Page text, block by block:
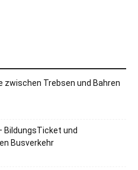
zwischen Trebsen und Bahren
BildungsTicket und
Busverkehr